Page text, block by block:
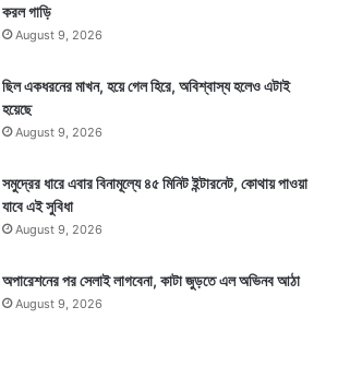
করল গাড়ি
August 9, 2026
ছিল একধরনের মাখন, হয়ে গেল হিরে, অবিশ্বাস্য হলেও এটাই
হয়েছে
August 9, 2026
সমুদ্রের ধারে এবার বিনামূল্যে ৪৫ মিনিট ইন্টারনেট, কোথায় পাওয়া
যাবে এই সুবিধা
August 9, 2026
অপারেশনের পর সেলাই লাগবেনা, কাটা জুড়তে এল অভিনব আঠা
August 9, 2026